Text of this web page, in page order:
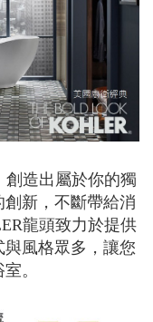
創造出屬於你的獨
新，不斷帶給消
龍頭致力於提供
風格眾多，讓您
。